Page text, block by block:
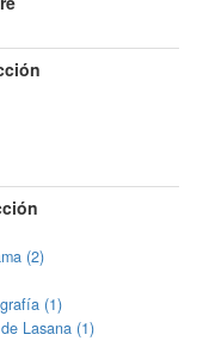
(2)
(1)
Lasana (1)